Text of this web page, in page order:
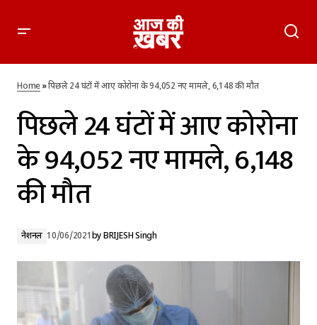
पिछले 24 घंटों में आए कोरोना के 94,052 नए मामले, 6,148 की मौत
Home»पिछले 24 घंटों में आए कोरोना के 94,052 नए मामले, 6,148 की मौत
पिछले 24 घंटों में आए कोरोना
के 94,052 नए मामले, 6,148
की मौत
नेशनल 10/06/2021byBRIJESH Singh